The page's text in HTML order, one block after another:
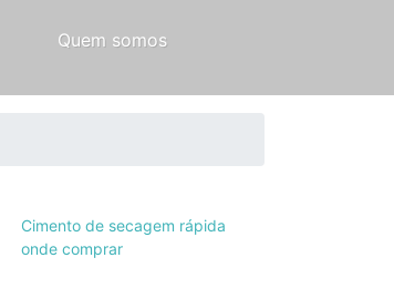
Quem somos
Cimento de secagem rápida
onde comprar